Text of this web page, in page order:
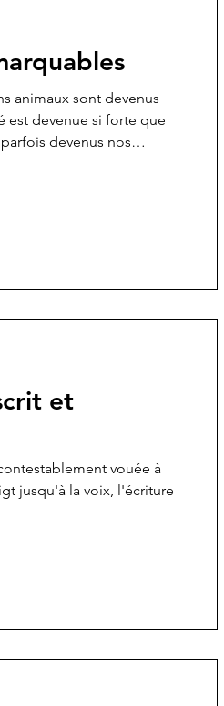
animaux sont devenus
est devenue si forte que
devenus nos
et
vouée à
jusqu'à la voix, l'écriture